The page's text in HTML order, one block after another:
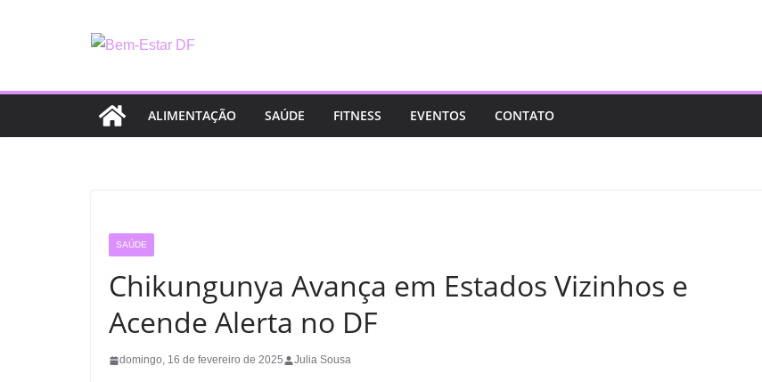
ALIMENTAÇÃO SAÚDE FITNESS EVENTOS CONTATO
SAÚDE
Chikungunya Avança em Estados Vizinhos e
Acende Alerta no DF
domingo, 16 de fevereiro de 2025 Julia Sousa